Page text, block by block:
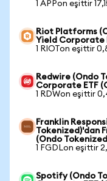
1 APPon eşittir
Riot Platforms
Yield Corporate
1 RIOTon eşittir
Redwire (Ondo
Corporate ETF
1 RDWon eşittir
Franklin
Tokenized)'dan
(Ondo
1 FGDLon eşittir
Spotify (Ondo